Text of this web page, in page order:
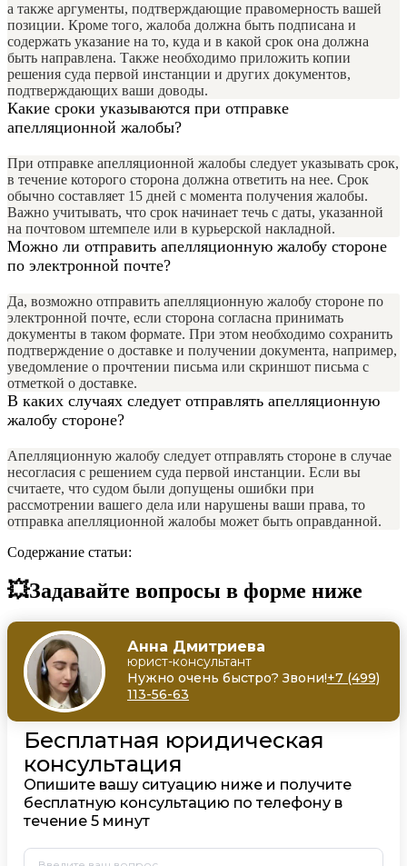
а также аргументы, подтверждающие правомерность вашей
позиции. Кроме того, жалоба должна быть подписана и
содержать указание на то, куда и в какой срок она должна
быть направлена. Также необходимо приложить копии
решения суда первой инстанции и других документов,
подтверждающих ваши доводы.
Какие сроки указываются при отправке
апелляционной жалобы?
При отправке апелляционной жалобы следует указывать срок,
в течение которого сторона должна ответить на нее. Срок
обычно составляет 15 дней с момента получения жалобы.
Важно учитывать, что срок начинает течь с даты, указанной
на почтовом штемпеле или в курьерской накладной.
Можно ли отправить апелляционную жалобу стороне
по электронной почте?
Да, возможно отправить апелляционную жалобу стороне по
электронной почте, если сторона согласна принимать
документы в таком формате. При этом необходимо сохранить
подтверждение о доставке и получении документа, например,
уведомление о прочтении письма или скриншот письма с
отметкой о доставке.
В каких случаях следует отправлять апелляционную
жалобу стороне?
Апелляционную жалобу следует отправлять стороне в случае
несогласия с решением суда первой инстанции. Если вы
считаете, что судом были допущены ошибки при
рассмотрении вашего дела или нарушены ваши права, то
отправка апелляционной жалобы может быть оправданной.
Содержание статьи:
💥Задавайте вопросы в форме ниже